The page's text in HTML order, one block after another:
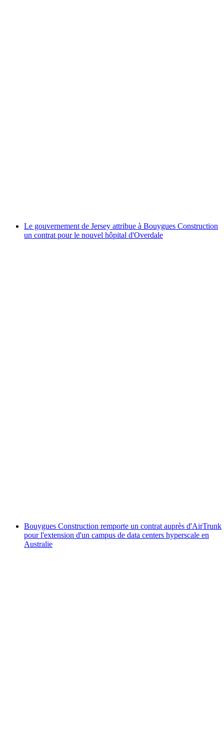
Le gouvernement de Jersey attribue à Bouygues Construction
un contrat pour le nouvel hôpital d'Overdale
Bouygues Construction remporte un contrat auprès d'AirTrunk
pour l'extension d'un campus de data centers hyperscale en
Australie